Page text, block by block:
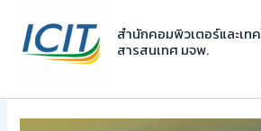
content
สำนักคอมพิวเตอร์และเท
สารสนเทศ มจพ.